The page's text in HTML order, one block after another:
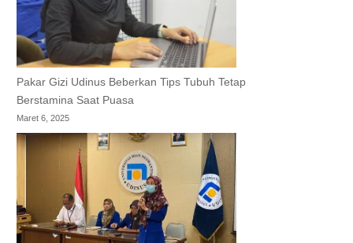
Pakar Gizi Udinus Beberkan Tips Tubuh Tetap
Berstamina Saat Puasa
Maret 6, 2025